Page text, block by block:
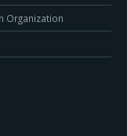
Organization